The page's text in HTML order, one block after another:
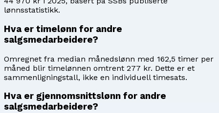
lønnsstatistikk.
Hva er timelønn for andre
salgsmedarbeidere?
Omregnet fra median månedslønn med 162,5 timer per
måned blir timelønnen omtrent 277 kr. Dette er et
sammenligningstall, ikke en individuell timesats.
Hva er gjennomsnittslønn for andre
salgsmedarbeidere?